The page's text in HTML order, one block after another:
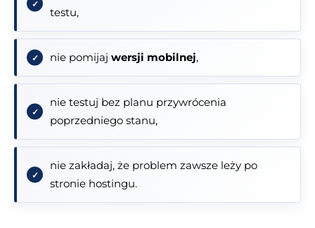
testu,
nie pomijaj wersji mobilnej,
nie testuj bez planu przywrócenia
poprzedniego stanu,
nie zakładaj, że problem zawsze leży po
stronie hostingu.